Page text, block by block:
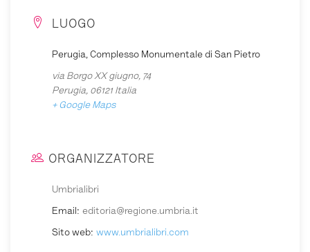
LUOGO
Perugia, Complesso Monumentale di San Pietro
via Borgo XX giugno, 74
Perugia, 06121 Italia
+ Google Maps
ORGANIZZATORE
Umbrialibri
Email: editoria@regione.umbria.it
Sito web: www.umbrialibri.com